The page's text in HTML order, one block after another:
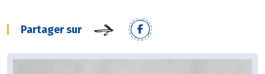
Partager sur